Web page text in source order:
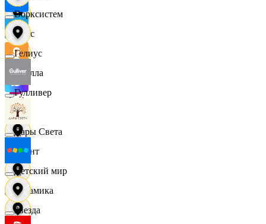
Вайс
Ителла
kari
Квант
Керамика
Ворксистем
Гелиус
Гулливер
Дары Света
Детский мир
Звезда